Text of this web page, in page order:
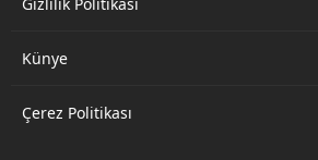
Künye
Çerez Politikası